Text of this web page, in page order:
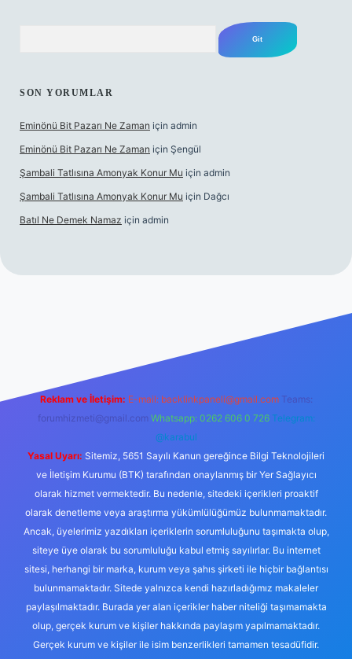
SON YORUMLAR
Eminönü Bit Pazarı Ne Zaman için admin
Eminönü Bit Pazarı Ne Zaman için Şengül
Şambali Tatlısına Amonyak Konur Mu için admin
Şambali Tatlısına Amonyak Konur Mu için Dağcı
Batıl Ne Demek Namaz için admin
Reklam ve İletişim: E-mail: backlinkpaneli@gmail.com Teams:
forumhizmeti@gmail.com Whatsapp: 0262 606 0 726 Telegram:
@karabul
Yasal Uyarı: Sitemiz, 5651 Sayılı Kanun gereğince Bilgi Teknolojileri
ve İletişim Kurumu (BTK) tarafından onaylanmış bir Yer Sağlayıcı
olarak hizmet vermektedir. Bu nedenle, sitedeki içerikleri proaktif
olarak denetleme veya araştırma yükümlülüğümüz bulunmamaktadır.
Ancak, üyelerimiz yazdıkları içeriklerin sorumluluğunu taşımakta olup,
siteye üye olarak bu sorumluluğu kabul etmiş sayılırlar. Bu internet
sitesi, herhangi bir marka, kurum veya şahıs şirketi ile hiçbir bağlantısı
bulunmamaktadır. Sitede yalnızca kendi hazırladığımız makaleler
paylaşılmaktadır. Burada yer alan içerikler haber niteliği taşımamakta
olup, gerçek kurum ve kişiler hakkında paylaşım yapılmamaktadır.
Gerçek kurum ve kişiler ile isim benzerlikleri tamamen tesadüfidir.